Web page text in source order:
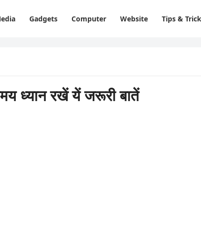
Gadgets Computer Website Tips &
ध्यान रखें यें जरूरी बातें